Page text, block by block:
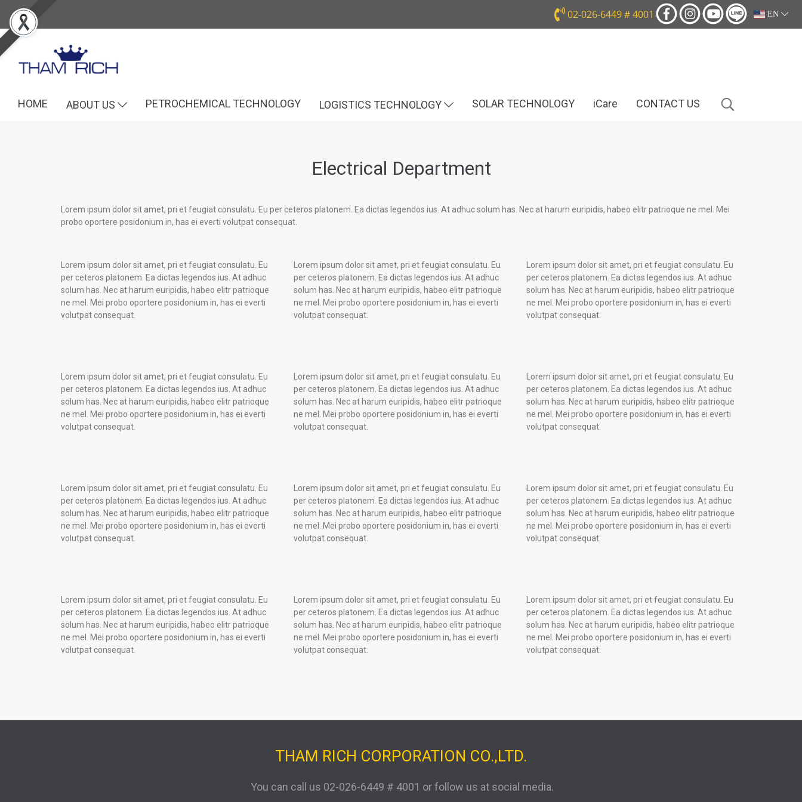
02-026-6449 # 4001 EN
HOME ABOUT US PETROCHEMICAL TECHNOLOGY LOGISTICS TECHNOLOGY SOLAR TECHNOLOGY iCare CONTACT US
Electrical Department
Lorem ipsum dolor sit amet, pri et feugiat consulatu. Eu per ceteros platonem. Ea dictas legendos ius. At adhuc solum has. Nec at harum euripidis, habeo elitr patrioque ne mel. Mei
probo oportere posidonium in, has ei everti volutpat consequat.
Lorem ipsum dolor sit amet, pri et feugiat consulatu. Eu
per ceteros platonem. Ea dictas legendos ius. At adhuc
solum has. Nec at harum euripidis, habeo elitr patrioque
ne mel. Mei probo oportere posidonium in, has ei everti
volutpat consequat.
Lorem ipsum dolor sit amet, pri et feugiat consulatu. Eu
per ceteros platonem. Ea dictas legendos ius. At adhuc
solum has. Nec at harum euripidis, habeo elitr patrioque
ne mel. Mei probo oportere posidonium in, has ei everti
volutpat consequat.
Lorem ipsum dolor sit amet, pri et feugiat consulatu. Eu
per ceteros platonem. Ea dictas legendos ius. At adhuc
solum has. Nec at harum euripidis, habeo elitr patrioque
ne mel. Mei probo oportere posidonium in, has ei everti
volutpat consequat.
Lorem ipsum dolor sit amet, pri et feugiat consulatu. Eu
per ceteros platonem. Ea dictas legendos ius. At adhuc
solum has. Nec at harum euripidis, habeo elitr patrioque
ne mel. Mei probo oportere posidonium in, has ei everti
volutpat consequat.
Lorem ipsum dolor sit amet, pri et feugiat consulatu. Eu
per ceteros platonem. Ea dictas legendos ius. At adhuc
solum has. Nec at harum euripidis, habeo elitr patrioque
ne mel. Mei probo oportere posidonium in, has ei everti
volutpat consequat.
Lorem ipsum dolor sit amet, pri et feugiat consulatu. Eu
per ceteros platonem. Ea dictas legendos ius. At adhuc
solum has. Nec at harum euripidis, habeo elitr patrioque
ne mel. Mei probo oportere posidonium in, has ei everti
volutpat consequat.
Lorem ipsum dolor sit amet, pri et feugiat consulatu. Eu
per ceteros platonem. Ea dictas legendos ius. At adhuc
solum has. Nec at harum euripidis, habeo elitr patrioque
ne mel. Mei probo oportere posidonium in, has ei everti
volutpat consequat.
Lorem ipsum dolor sit amet, pri et feugiat consulatu. Eu
per ceteros platonem. Ea dictas legendos ius. At adhuc
solum has. Nec at harum euripidis, habeo elitr patrioque
ne mel. Mei probo oportere posidonium in, has ei everti
volutpat consequat.
Lorem ipsum dolor sit amet, pri et feugiat consulatu. Eu
per ceteros platonem. Ea dictas legendos ius. At adhuc
solum has. Nec at harum euripidis, habeo elitr patrioque
ne mel. Mei probo oportere posidonium in, has ei everti
volutpat consequat.
Lorem ipsum dolor sit amet, pri et feugiat consulatu. Eu
per ceteros platonem. Ea dictas legendos ius. At adhuc
solum has. Nec at harum euripidis, habeo elitr patrioque
ne mel. Mei probo oportere posidonium in, has ei everti
volutpat consequat.
Lorem ipsum dolor sit amet, pri et feugiat consulatu. Eu
per ceteros platonem. Ea dictas legendos ius. At adhuc
solum has. Nec at harum euripidis, habeo elitr patrioque
ne mel. Mei probo oportere posidonium in, has ei everti
volutpat consequat.
Lorem ipsum dolor sit amet, pri et feugiat consulatu. Eu
per ceteros platonem. Ea dictas legendos ius. At adhuc
solum has. Nec at harum euripidis, habeo elitr patrioque
ne mel. Mei probo oportere posidonium in, has ei everti
volutpat consequat.
THAM RICH CORPORATION CO.,LTD.
You can call us 02-026-6449 # 4001 or follow us at social media.